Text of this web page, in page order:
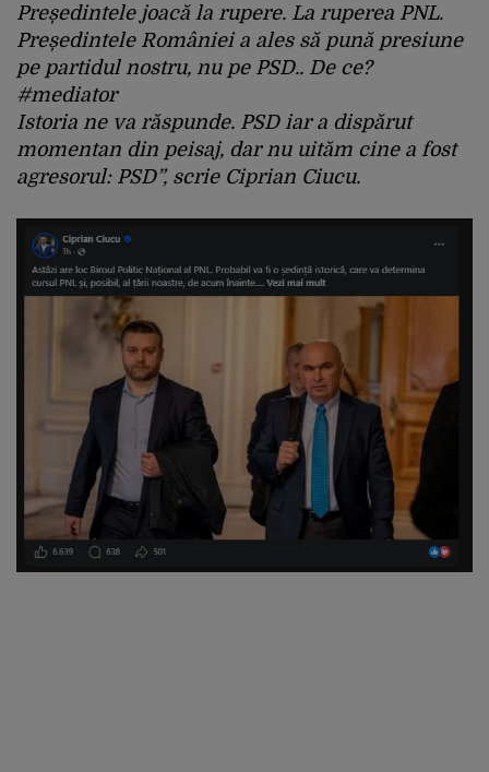
Președintele joacă la rupere. La ruperea PNL.
Președintele României a ales să pună presiune
pe partidul nostru, nu pe PSD.. De ce?
#mediator
Istoria ne va răspunde. PSD iar a dispărut
momentan din peisaj, dar nu uităm cine a fost
agresorul: PSD”, scrie Ciprian Ciucu.